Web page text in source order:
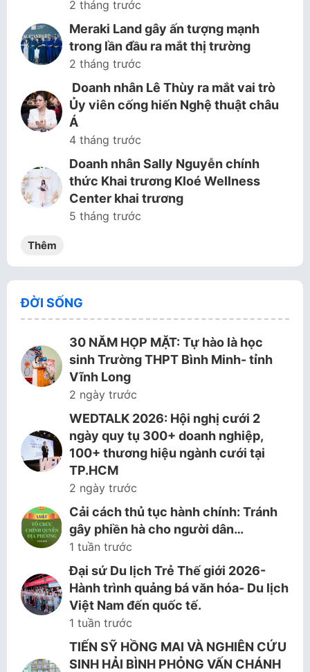
2 tháng trước
Meraki Land gây ấn tượng mạnh
trong lần đầu ra mắt thị trường
2 tháng trước
Doanh nhân Lê Thùy ra mắt vai trò
Ủy viên cống hiến Nghệ thuật châu
Á
4 tháng trước
Doanh nhân Sally Nguyễn chính
thức Khai trương Kloé Wellness
Center khai trương
5 tháng trước
Thêm
ĐỜI SỐNG
30 NĂM HỌP MẶT: Tự hào là học
sinh Trường THPT Bình Minh- tỉnh
Vĩnh Long
2 ngày trước
WEDTALK 2026: Hội nghị cưới 2
ngày quy tụ 300+ doanh nghiệp,
100+ thương hiệu ngành cưới tại
TP.HCM
2 ngày trước
Cải cách thủ tục hành chính: Tránh
gây phiền hà cho người dân…
1 tuần trước
Đại sứ Du lịch Trẻ Thế giới 2026-
Hành trình quảng bá văn hóa- Du lịch
Việt Nam đến quốc tế.
1 tuần trước
TIẾN SỸ HỒNG MAI VÀ NGHIÊN CỨU
SINH HẢI BÌNH PHỎNG VẤN CHÁNH